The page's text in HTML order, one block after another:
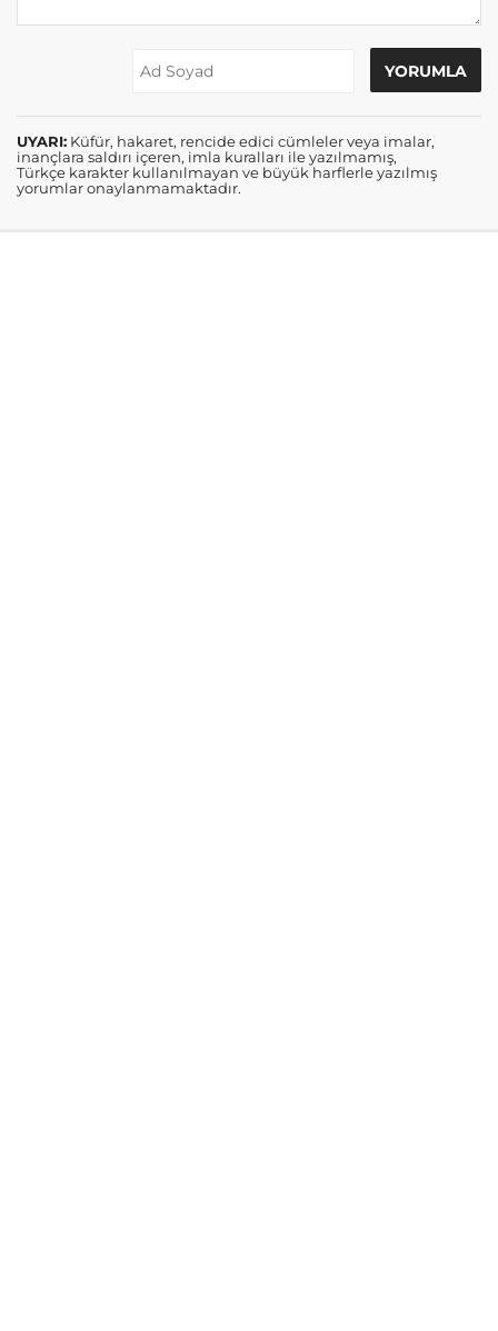
UYARI: Küfür, hakaret, rencide edici cümleler veya imalar,
inançlara saldırı içeren, imla kuralları ile yazılmamış,
Türkçe karakter kullanılmayan ve büyük harflerle yazılmış
yorumlar onaylanmamaktadır.